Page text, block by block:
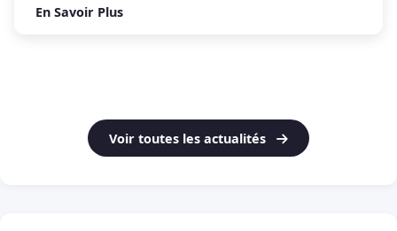
Open de blitz
En Savoir Plus
Voir toutes les actualités